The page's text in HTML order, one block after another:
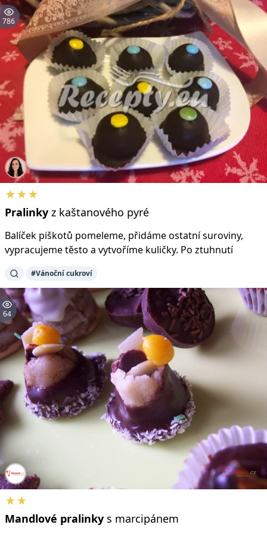
786
★★★
Pralinky z kaštanového pyré
Balíček piškotů pomeleme, přidáme ostatní suroviny,
vypracujeme těsto a vytvoříme kuličky. Po ztuhnutí
#Vánoční cukroví
64
★★
Mandlové pralinky s marcipánem